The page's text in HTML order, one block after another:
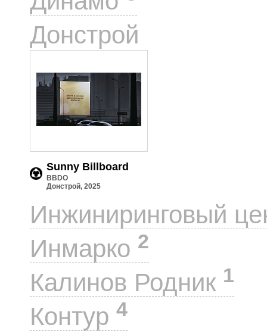
Донстрой
Sunny Billboard
BBDO
Донстрой, 2025
Инжиниринговый
Инмарко 2
Калинов Родник 1
Контур 4